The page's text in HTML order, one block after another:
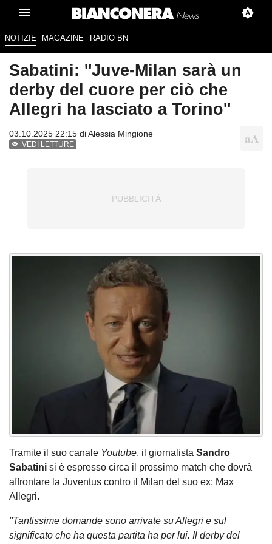
NOTIZIE MAGAZINE RADIO BN
Sabatini: ''Juve-Milan sarà un
derby del cuore per ciò che
Allegri ha lasciato a Torino''
03.10.2025 22:15 diAlessia Mingione
VEDI LETTURE
Tramite il suo canale Youtube, il giornalista Sandro
Sabatini si è espresso circa il prossimo match che dovrà
affrontare la Juventus contro il Milan del suo ex: Max
Allegri.
''Tantissime domande sono arrivate su Allegri e sul
significato che ha questa partita ha per lui. Il derby del